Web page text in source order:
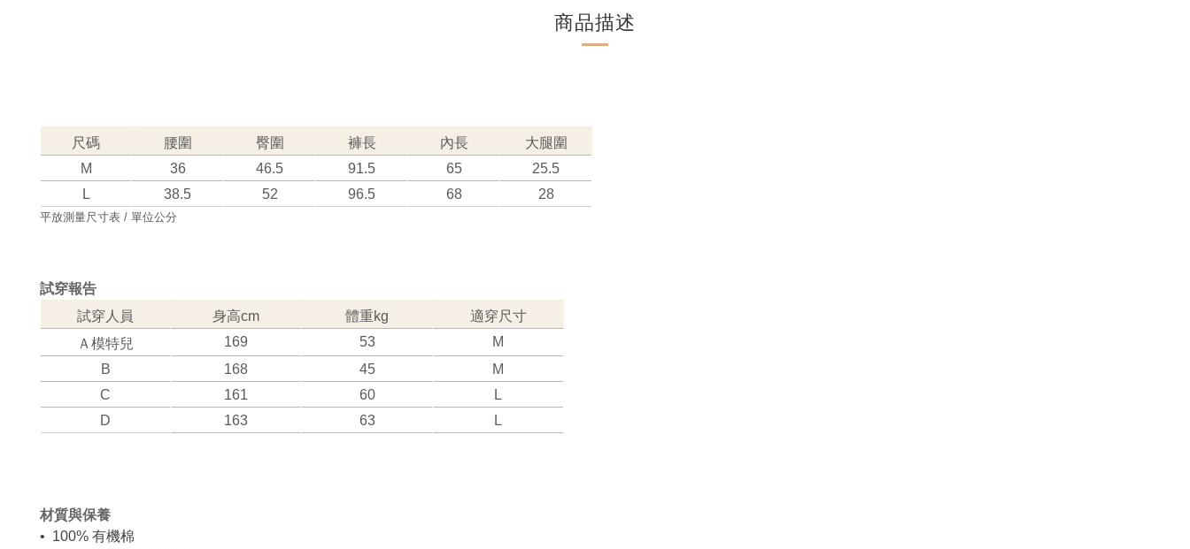
商品描述
尺碼 腰圍 臀圍 褲長 內長
大腿圍
M
36 46.5 91.5 65
25.5
L
38.5 52 96.5 68 28
平放測量尺寸表 / 單位公分
試穿報告
試穿人員
身高cm 體重kg
適穿尺寸
Ａ模特兒
169 53
M
B
168 45
M
C
161 60
L
D
163 63 L
材質與保養
• 100% 有機棉